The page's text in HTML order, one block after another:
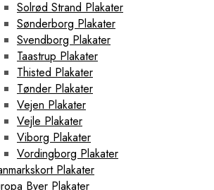
Solrød Strand Plakater
Sønderborg Plakater
Svendborg Plakater
Taastrup Plakater
Thisted Plakater
Tønder Plakater
Vejen Plakater
Vejle Plakater
Viborg Plakater
Vordingborg Plakater
Plakater
Byer Plakater